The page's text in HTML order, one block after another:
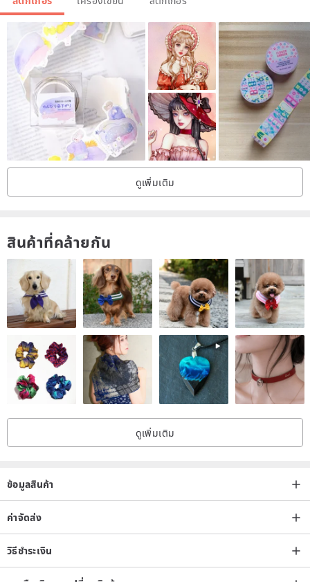
ดูเพิ่มเติม
สินค้าที่คล้ายกัน
ดูเพิ่มเติม
ข้อมูลสินค้า
ค่าจัดส่ง
วิธีชำระเงิน